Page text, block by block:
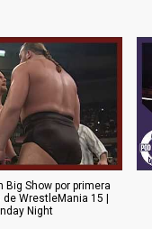
Big Show por primera
WrestleMania 15 |
Night